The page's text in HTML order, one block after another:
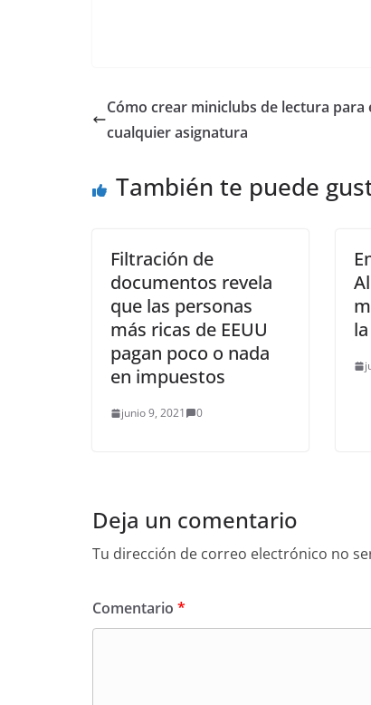
Cómo crear miniclubs de lectura para
cualquier asignatura
También te puede
Filtración de
documentos revela
que las personas
más ricas de EEUU
pagan poco o nada
en impuestos
junio 9, 2021 0
Deja un comentario
Tu dirección de correo electrónico no
Comentario *